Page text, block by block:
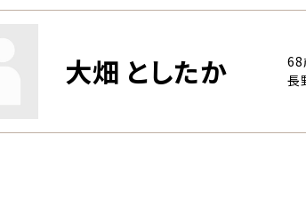
大畑 としたか
68
長